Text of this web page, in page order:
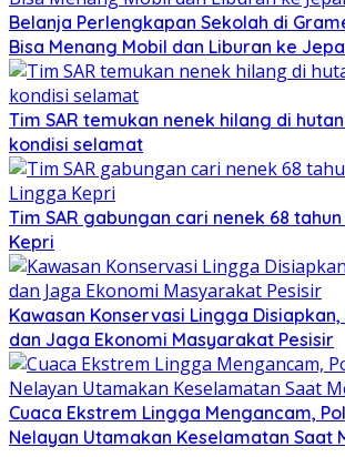
Belanja Perlengkapan Sekolah di
Bisa Menang Mobil dan Liburan ke
Tim SAR temukan nenek hilang di
kondisi selamat
Tim SAR gabungan cari nenek 68
Kepri
Kawasan Konservasi Lingga
dan Jaga Ekonomi Masyarakat Pesisir
Cuaca Ekstrem Lingga Mengancam,
Nelayan Utamakan Keselamatan Saat